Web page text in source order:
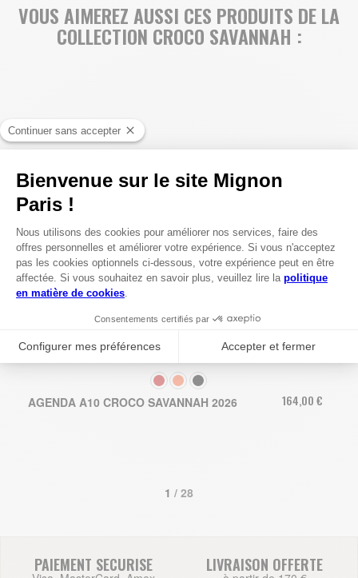
VOUS AIMEREZ AUSSI CES PRODUITS DE LA
COLLECTION CROCO SAVANNAH :
COULEUR
AGENDA A10 CROCO SAVANNAH 2026 164,00 €
1 / 28
PAIEMENT SECURISE LIVRAISON OFFERTE